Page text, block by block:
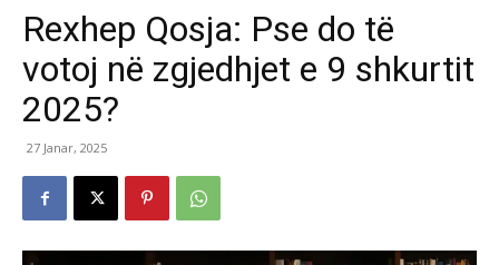
Rexhep Qosja: Pse do të
votoj në zgjedhjet e 9 shkurtit
2025?
27 Janar, 2025